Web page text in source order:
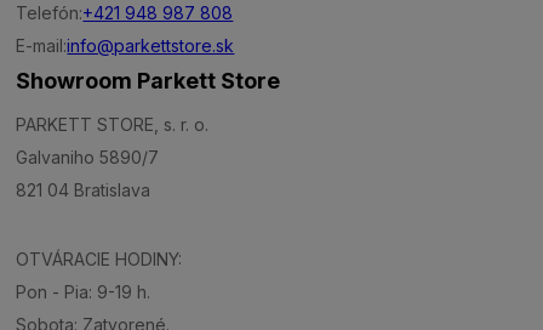
Telefón:+421 948 987 808
E-mail:info@parkettstore.sk
Showroom Parkett Store
PARKETT STORE, s. r. o.
Galvaniho 5890/7
821 04 Bratislava
OTVÁRACIE HODINY:
Pon - Pia: 9-19 h.
Sobota: Zatvorené.